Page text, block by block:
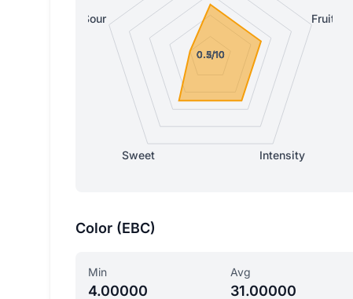
Fruity
Intensity
Sweet
Sour
0.5/10
0.5/10
0.5/10
0.5/10
0.2/10
Color (EBC)
Min
4.00000
Avg
31.00000